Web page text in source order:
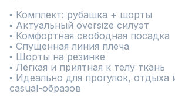
▪ Комплект: рубашка + шорты
▪ Актуальный oversize силуэт
▪ Комфортная свободная посадка
▪ Спущенная линия плеча
▪ Шорты на резинке
▪ Лёгкая и приятная к телу ткань
▪ Идеально для прогулок, отдыха
casual-образов